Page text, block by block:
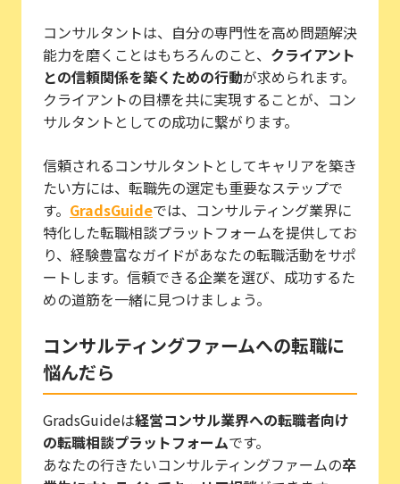
コンサルタントは、自分の専門性を高め問題解決
能力を磨くことはもちろんのこと、 クライアント
との信頼関係を築くための行動が求められます。
クライアントの目標を共に実現することが、コン
サルタントとしての成功に繋がります。
信頼されるコンサルタントとしてキャリアを築き
たい方には、転職先の選定も重要なステップで
す。 GradsGuideでは、コンサルティング業界に
特化した転職相談プラットフォームを提供してお
り、経験豊富なガイドがあなたの転職活動をサポ
ートします。信頼できる企業を選び、成功するた
めの道筋を一緒に見つけましょう。
コンサルティングファームへの転職に
悩んだら
GradsGuideは経営コンサル業界への転職者向け
の転職相談プラットフォームです。
あなたの行きたいコンサルティングファームの卒